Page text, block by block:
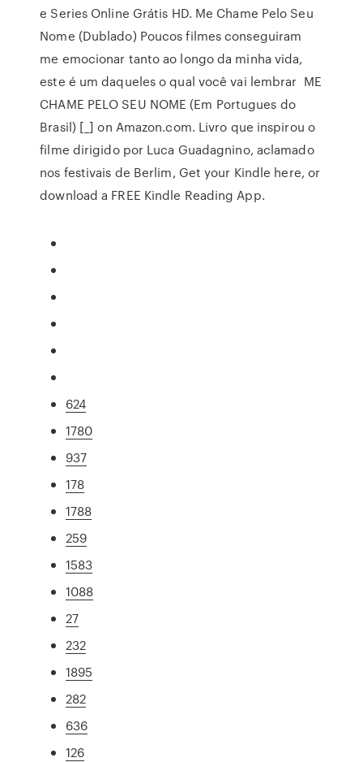
e Series Online Grátis HD. Me Chame Pelo Seu
Nome (Dublado) Poucos filmes conseguiram
me emocionar tanto ao longo da minha vida,
este é um daqueles o qual você vai lembrar ME
CHAME PELO SEU NOME (Em Portugues do
Brasil) [_] on Amazon.com. Livro que inspirou o
filme dirigido por Luca Guadagnino, aclamado
nos festivais de Berlim, Get your Kindle here, or
download a FREE Kindle Reading App.
624
1780
937
178
1788
259
1583
1088
27
232
1895
282
636
126